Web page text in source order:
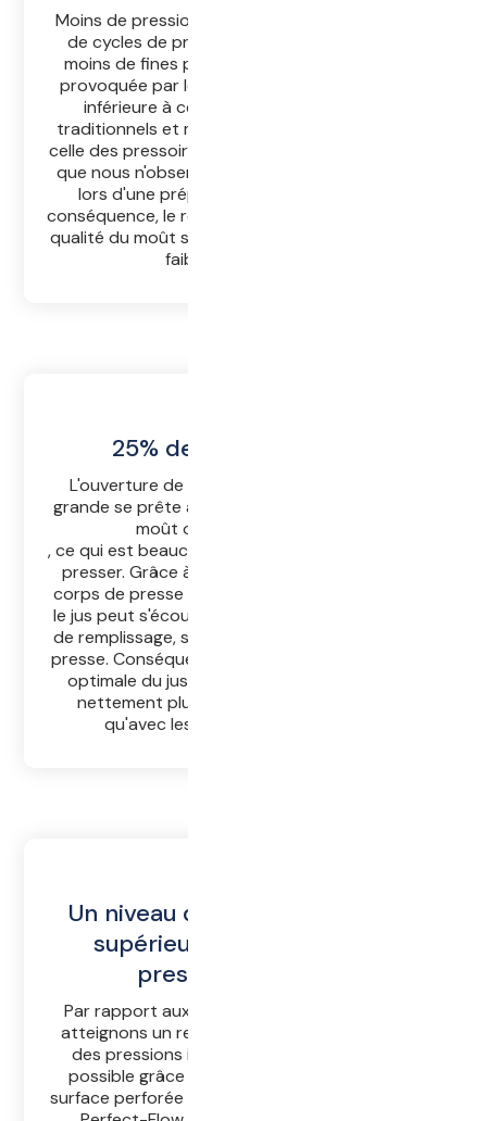
Moins de pression, moins de rotations et moins
de cycles de pressage permettent d'obtenir
moins de fines poussières. La quantité de lies
provoquée par le pressurage est jusqu'à 40 %
inférieure à celle des pressoirs statiques
traditionnels et même plusieurs fois inférieure à
celle des pressoirs non statiques. Il n'est pas rare
que nous n'observions que 2 % de chute de lies
lors d'une préparation douce du raisin. En
conséquence, le rendement net en jus ainsi que la
qualité du moût sont nettement améliorés par la
faible teneur en lies.
25% de remblai en plus
L'ouverture de remplissage particulièrement
grande se prête au remplissage vertical avec du
moût ou des raisins entiers
, ce qui est beaucoup plus doux pour le produit à
presser. Grâce à la conception particulière du
corps de presse et des canaux de jus verticaux,
le jus peut s'écouler directement dès la position
de remplissage, sans avoir à tourner le corps de
presse. Conséquence : grâce à la pré-extraction
optimale du jus, la quantité de jus versée est
nettement plus importante (jusqu'à 25 %)
qu'avec les systèmes traditionnels.
Un niveau de rendement en jus
supérieur et des temps de
pressurage réduits
Par rapport aux systèmes traditionnels, nous
atteignons un rendement allant jusqu'à 95% à
des pressions inférieures à 0,8 bar. Cela est
possible grâce aux trajets de jus courts, à la
surface perforée quatre fois plus dense du tamis